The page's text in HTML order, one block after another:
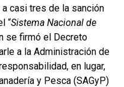
casi tres de la sanción
“Sistema Nacional de
se firmó el Decreto
a la Administración de
en lugar,
y Pesca (SAGyP)